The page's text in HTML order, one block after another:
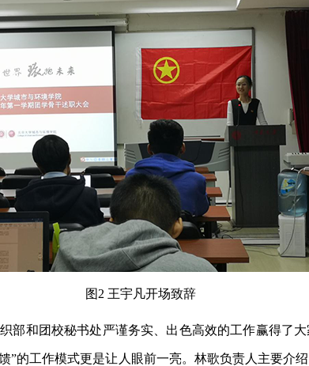
图2 王宇凡开场致辞
部和团校秘书处严谨务实、出色高效的工作赢得了
”的工作模式更是让人眼前一亮。林歌负责人主要介